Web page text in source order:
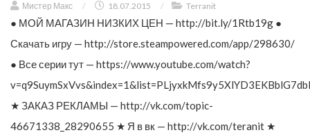
Мистер Макс / 18.07.2015 / Terranit
● МОЙ МАГАЗИН НИЗКИХ ЦЕН — http://bit.ly/1Rtb19g ●
Скачать игру — http://store.steampowered.com/app/298630/
● Все серии тут — https://www.youtube.com/watch?
★ ЗАКАЗ РЕКЛАМЫ — http://vk.com/topic-
46671338_28290655 ★ Я в вк — http://vk.com/teranit ★